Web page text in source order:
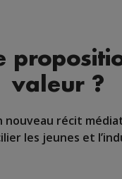
valeur ?
nouveau récit
les jeunes et